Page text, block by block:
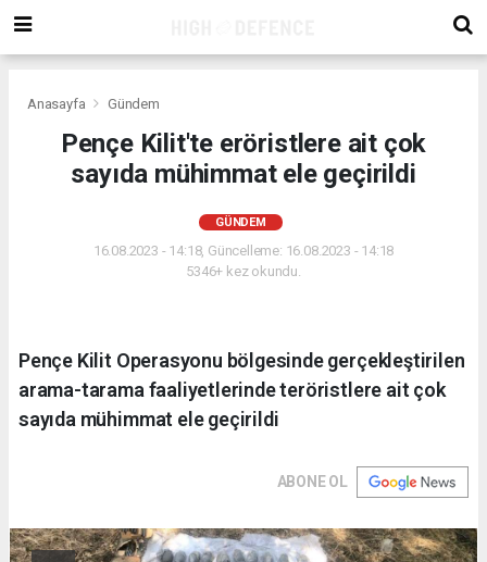
Anasayfa Gündem
Pençe Kilit'te eröristlere ait çok
sayıda mühimmat ele geçirildi
GÜNDEM
16.08.2023 - 14:18, Güncelleme: 16.08.2023 - 14:18
5346+ kez okundu.
Pençe Kilit Operasyonu bölgesinde gerçekleştirilen
arama-tarama faaliyetlerinde teröristlere ait çok
sayıda mühimmat ele geçirildi
ABONE OL